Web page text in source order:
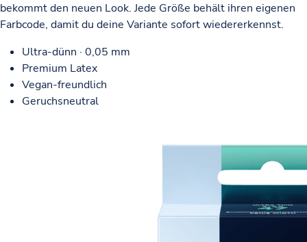
bekommt den neuen Look. Jede Größe behält ihren eigenen
Farbcode, damit du deine Variante sofort wiedererkennst.
Ultra-dünn · 0,05 mm
Premium Latex
Vegan-freundlich
Geruchsneutral